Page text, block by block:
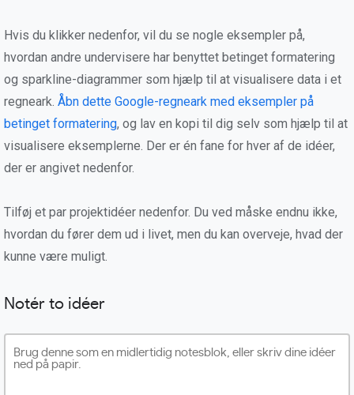
Hvis du klikker nedenfor, vil du se nogle eksempler på,
hvordan andre undervisere har benyttet betinget formatering
og sparkline-diagrammer som hjælp til at visualisere data i et
regneark. Åbn dette Google-regneark med eksempler på
betinget formatering, og lav en kopi til dig selv som hjælp til at
visualisere eksemplerne. Der er én fane for hver af de idéer,
der er angivet nedenfor.
Tilføj et par projektidéer nedenfor. Du ved måske endnu ikke,
hvordan du fører dem ud i livet, men du kan overveje, hvad der
kunne være muligt.
Notér to idéer